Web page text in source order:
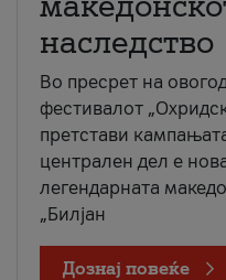
наследство
Во пресрет на
фестивалот
претстави
централен дел е
легендарната
„Билјан
Дознај повеќе